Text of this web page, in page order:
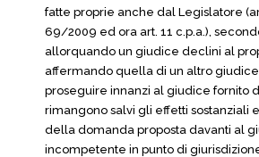
fatte proprie anche dal Legislatore
69/2009 ed ora art. 11 c.p.a.),
allorquando un giudice declini al
affermando quella di un altro
proseguire innanzi al giudice fornito
rimangono salvi gli effetti sostanziali
della domanda proposta davanti al
incompetente in punto di